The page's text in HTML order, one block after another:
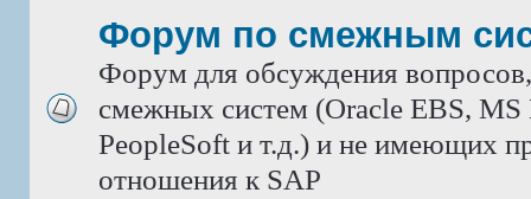
Форум по смежным
Форум для обсуждения
смежных систем (Oracle EBS,
PeopleSoft и т.д.) и не имеющих
отношения к SAP